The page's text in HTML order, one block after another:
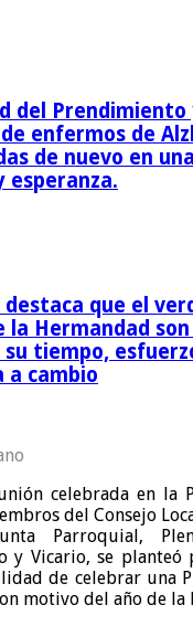
del Prendimiento
enfermos de
de nuevo en
esperanza.
que el
la Hermandad
tiempo,
a cambio
celebrada en la
del Consejo
Parroquial,
y Vicario, se planteó
de celebrar una
motivo del año de la